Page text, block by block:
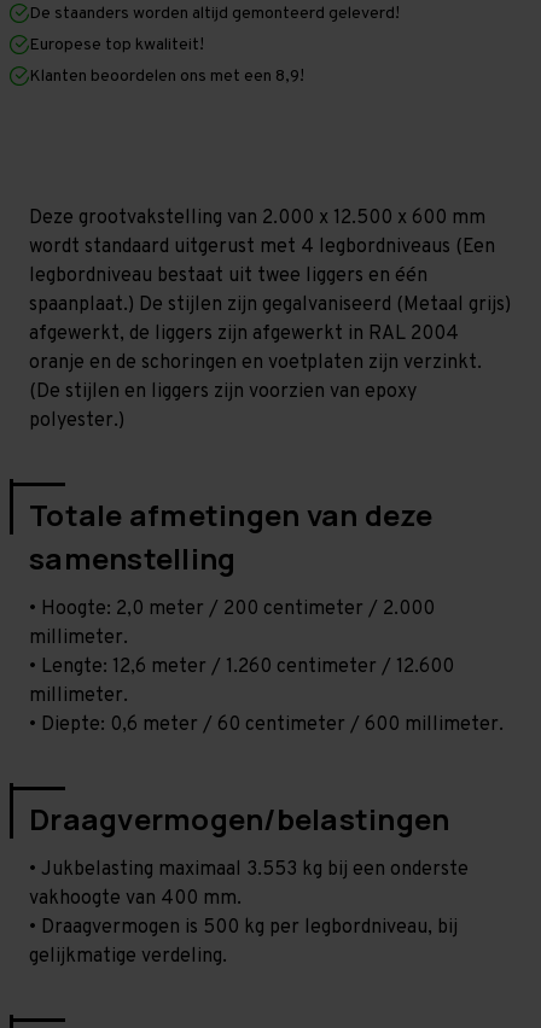
mm
x
600
mm
mm)
GALVA
mm
600
mm
mm)
GALVA
De staanders worden altijd gemonteerd geleverd!
Europese top kwaliteit!
Klanten beoordelen ons met een 8,9!
Deze grootvakstelling van 2.000 x 12.500 x 600 mm
wordt standaard uitgerust met 4 legbordniveaus (Een
legbordniveau bestaat uit twee liggers en één
spaanplaat.) De stijlen zijn gegalvaniseerd (Metaal grijs)
afgewerkt, de liggers zijn afgewerkt in RAL 2004
oranje en de schoringen en voetplaten zijn verzinkt.
(De stijlen en liggers zijn voorzien van epoxy
polyester.)
Totale afmetingen van deze
samenstelling
• Hoogte: 2,0 meter / 200 centimeter / 2.000
millimeter.
• Lengte: 12,6 meter / 1.260 centimeter / 12.600
millimeter.
• Diepte: 0,6 meter / 60 centimeter / 600 millimeter.
Draagvermogen/belastingen
• Jukbelasting maximaal 3.553 kg bij een onderste
vakhoogte van 400 mm.
• Draagvermogen is 500 kg per legbordniveau, bij
gelijkmatige verdeling.